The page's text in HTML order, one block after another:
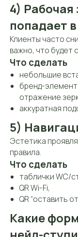
4) Рабочая
попадает
Клиенты часто
важно, что будет
Что сделать
небольшие
бренд-элемент
отражение
аккуратная
5)
Эстетика
правила.
Что сделать
таблички WC/
QR Wi-Fi,
QR “оставить
Какие